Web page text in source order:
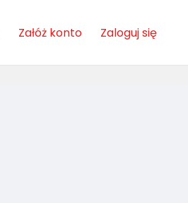
Załóż konto Zaloguj się